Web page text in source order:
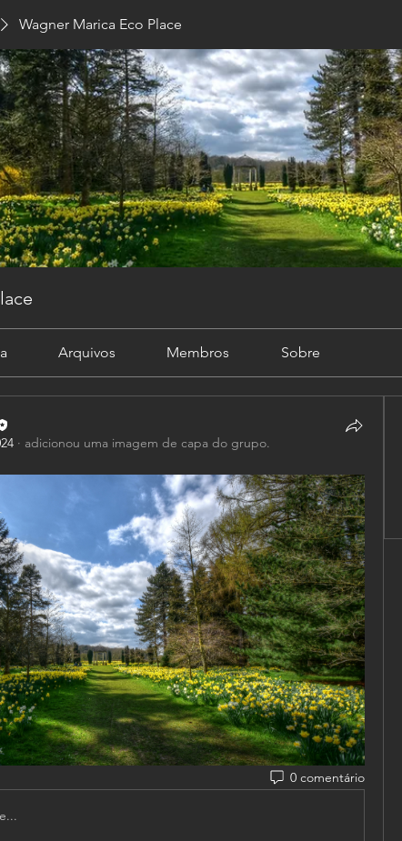
Wagner Marica Eco Place
Arquivos Membros Sobre
· adicionou uma imagem de capa do grupo.
0 comentário